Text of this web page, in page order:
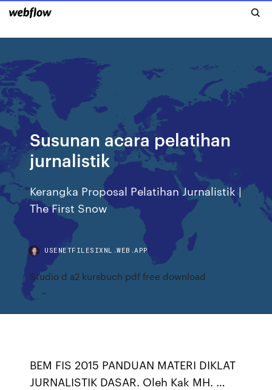
Susunan acara pelatihan
jurnalistik
Kerangka Proposal Pelatihan Jurnalistik |
The First Snow
USENETFILESIXNL.WEB.APP
Studio d a2 kursbuch pdf free download
BEM FIS 2015 PANDUAN MATERI DIKLAT
JURNALISTIK DASAR. Oleh Kak MH. …